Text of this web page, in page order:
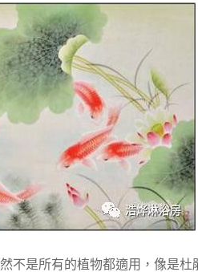
不是所有的植物都適用，像是